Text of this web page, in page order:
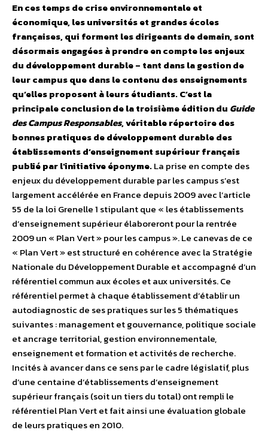
En ces temps de crise environnementale et
économique, les universités et grandes écoles
françaises, qui forment les dirigeants de demain, sont
désormais engagées à prendre en compte les enjeux
du développement durable – tant dans la gestion de
leur campus que dans le contenu des enseignements
qu’elles proposent à leurs étudiants. C’est la
principale conclusion de la troisième édition du Guide
des Campus Responsables, véritable répertoire des
bonnes pratiques de développement durable des
établissements d’enseignement supérieur français
publié par l’initiative éponyme.La prise en compte des
enjeux du développement durable par les campus s’est
largement accélérée en France depuis 2009 avec l’article
55 de la loi Grenelle 1 stipulant que « les établissements
d’enseignement supérieur élaboreront pour la rentrée
2009 un « Plan Vert » pour les campus ». Le canevas de ce
« Plan Vert » est structuré en cohérence avec la Stratégie
Nationale du Développement Durable et accompagné d’un
référentiel commun aux écoles et aux universités. Ce
référentiel permet à chaque établissement d’établir un
autodiagnostic de ses pratiques sur les 5 thématiques
suivantes : management et gouvernance, politique sociale
et ancrage territorial, gestion environnementale,
enseignement et formation et activités de recherche.
Incités à avancer dans ce sens par le cadre législatif, plus
d’une centaine d’établissements d’enseignement
supérieur français (soit un tiers du total) ont rempli le
référentiel Plan Vert et fait ainsi une évaluation globale
de leurs pratiques en 2010.